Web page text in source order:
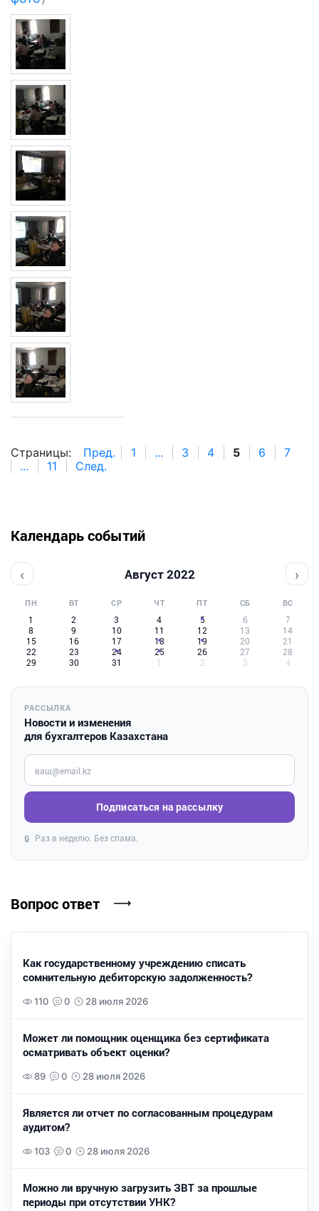
Страницы: Пред. 1 ... 3 4 5 6
7
...
11 След.
Календарь событий
‹ Август 2022 ›
ПН ВТ СР ЧТ ПТ СБ ВС
1 2 3 4 5 6
7
8
9 10 11 12 13
14
15
16 17 18 19 20
21
22
23 24 25 26 27
28
29
30 31 1 2 3 4
РАССЫЛКА
Новости и изменения
для бухгалтеров Казахстана
Введите ваш e-mail
Подписаться на рассылку
🔒 Раз в неделю. Без спама.
Вопрос ответ
Как государственному учреждению списать
сомнительную дебиторскую задолженность?
110 0 28 июля 2026
Может ли помощник оценщика без сертификата
осматривать объект оценки?
89 0 28 июля 2026
Является ли отчет по согласованным процедурам
аудитом?
103 0 28 июля 2026
Можно ли вручную загрузить ЗВТ за прошлые
периоды при отсутствии УНК?